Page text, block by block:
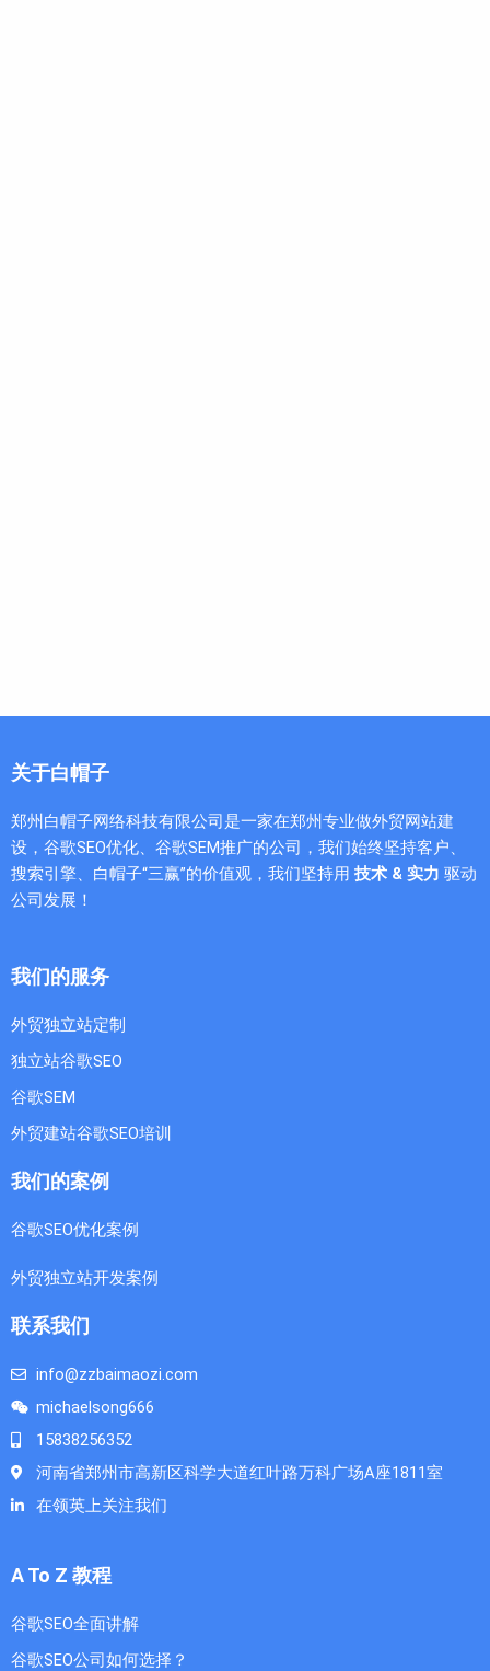
关于白帽子
郑州白帽子网络科技有限公司是一家在郑州专业做外贸网站建
设，谷歌SEO优化、谷歌SEM推广的公司，我们始终坚持客户、
搜索引擎、白帽子“三赢”的价值观，我们坚持用 技术 & 实力 驱动
公司发展！
我们的服务
外贸独立站定制
独立站谷歌SEO
谷歌SEM
外贸建站谷歌SEO培训
我们的案例
谷歌SEO优化案例
外贸独立站开发案例
联系我们
info@zzbaimaozi.com
michaelsong666
15838256352
河南省郑州市高新区科学大道红叶路万科广场A座1811室
在领英上关注我们
A To Z 教程
谷歌SEO全面讲解
谷歌SEO公司如何选择？